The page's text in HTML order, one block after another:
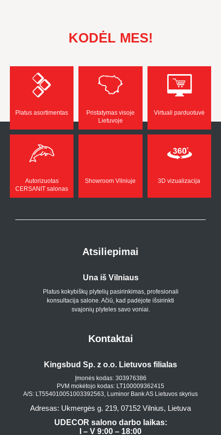
KODĖL MES!
Platus asortimentas
Pristatymas visoje
Lietuvoje
Virtuali parduotuvė
Autorizuotas
CERSANIT salonas
Showroom Vilniuje 3D vizualizacija
Atsiliepimai
Una iš Vilniaus
Platus kokybiškų plytelių pasirinkimas, profesionali
konsultacija salone. Ačiū, kad padėjote išsirinkti
svajonių plyteles savo voniai.
Kontaktai
Kingsbud Sp. z o.o. Lietuvos filialas
Įmonės kodas: 303976386
PVM mokėtojo kodas: LT100009362415
A/S: LT554010051003392563, Luminor Bank AS Lietuvos skyrius
Adresas: Ukmergės g. 219, 07152 Vilnius, Lietuva
UDECOR salono darbo laikas:
I – V 9:00 – 18:00